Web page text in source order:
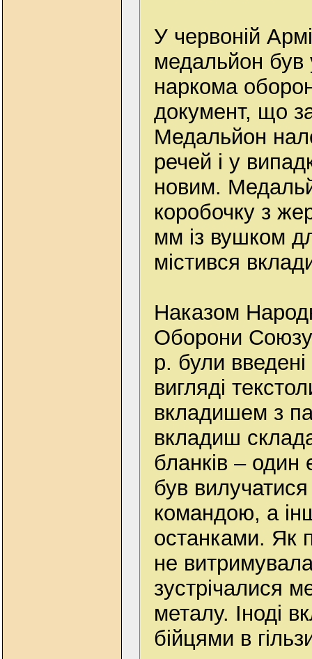
У червоній
медальйон
наркома
документ, що
Медальйон
речей і у
новим.
коробочку з
мм із вушком
містився
Наказом
Оборони
р. були
вигляді
вкладишем з
вкладиш
бланків –
був
командою, а
останками. Як
не
зустрічалися
металу. Іноді
бійцями в